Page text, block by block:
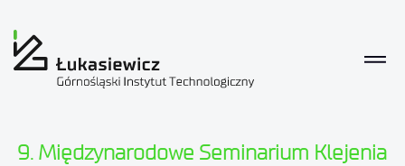
9. Międzynarodowe Seminarium Klejenia